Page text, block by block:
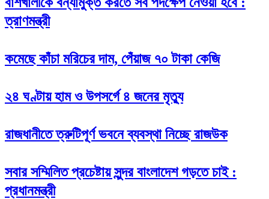
ত্রাণমন্ত্রী
কমেছে কাঁচা মরিচের দাম, পেঁয়াজ ৭০ টাকা কেজি
২৪ ঘণ্টায় হাম ও উপসর্গে ৪ জনের মৃত্যু
রাজধানীতে ত্রুটিপূর্ণ ভবনে ব্যবস্থা নিচ্ছে রাজউক
সবার সম্মিলিত প্রচেষ্টায় সুন্দর বাংলাদেশ গড়তে চাই :
প্রধানমন্ত্রী